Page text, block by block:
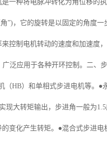
一种将电脉冲转化为角位移的
”)，它的旋转是以固定的角度
控制电机转动的速度和加速度
泛应用于各种开环控制。二
（HB）和单相式步进电机等。
现大转矩输出，步进角一般为
变化产生转矩。●混合式步进